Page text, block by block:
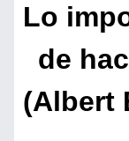
Lo
de
(Albert